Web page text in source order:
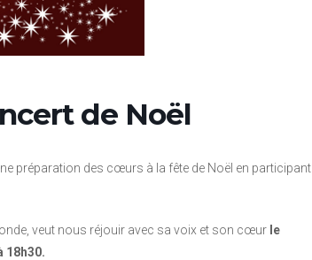
de Noël
préparation des cœurs à la fête de Noël en participant
veut nous réjouir avec sa voix et son cœur le
18h30.